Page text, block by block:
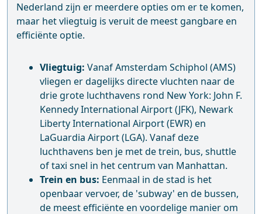
Nederland zijn er meerdere opties om er te komen,
maar het vliegtuig is veruit de meest gangbare en
efficiënte optie.
Vliegtuig: Vanaf Amsterdam Schiphol (AMS)
vliegen er dagelijks directe vluchten naar de
drie grote luchthavens rond New York: John F.
Kennedy International Airport (JFK), Newark
Liberty International Airport (EWR) en
LaGuardia Airport (LGA). Vanaf deze
luchthavens ben je met de trein, bus, shuttle
of taxi snel in het centrum van Manhattan.
Trein en bus: Eenmaal in de stad is het
openbaar vervoer, de 'subway' en de bussen,
de meest efficiënte en voordelige manier om